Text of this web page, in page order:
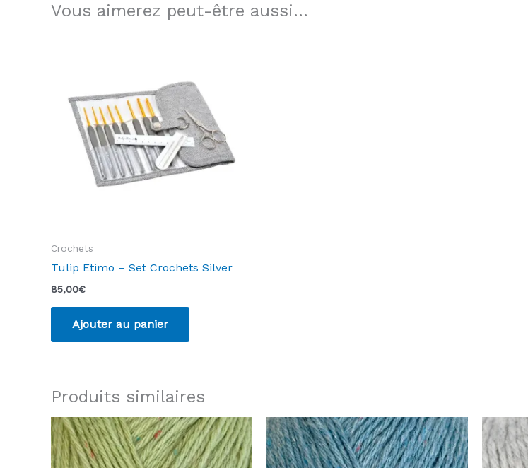
Vous aimerez peut-être aussi…
Crochets
Tulip Etimo – Set Crochets Silver
85,00€
Ajouter au panier
Produits similaires